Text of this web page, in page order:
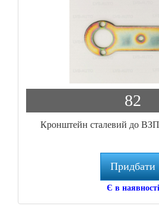
82
Кронштейн сталевий до
Придбати
Є в наявності